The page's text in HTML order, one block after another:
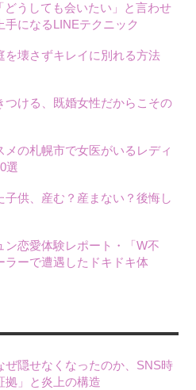
どうしても会いたい」と言わせ
手になるLINEテクニック
壊さずキレイに別れる方法
つける、既婚女性だからこその
メの札幌市で女医がいるレディ
選
子供、産む？産まない？後悔し
ン恋愛体験レポート・「W不
ーで遭遇したドキドキ体
ぜ隠せなくなったのか、SNS時
拠」と炎上の構造